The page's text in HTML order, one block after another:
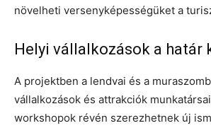
növelheti versenyképességüket a
Helyi vállalkozások a határ
A projektben a lendvai és a
vállalkozások és attrakciók
workshopok révén szerezhetnek új